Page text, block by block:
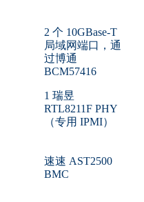
2 个 10GBase-T
局域网端口，通
过博通
BCM57416
1 瑞昱
RTL8211F PHY
（专用 IPMI）
速速 AST2500
BMC